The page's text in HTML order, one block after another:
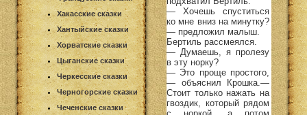
Хакасские сказки
Хантыйские сказки
Хорватские сказки
Цыганские сказки
Черкесские сказки
Черногорские сказки
Чеченские сказки
— Хочешь спуститься
ко мне вниз на минутку?
— предложил малыш.
Бертиль рассмеялся.
— Думаешь, я пролезу
в эту норку?
— Это проще простого,
— объяснил Крошка.—
Стоит только нажать на
гвоздик, который рядом